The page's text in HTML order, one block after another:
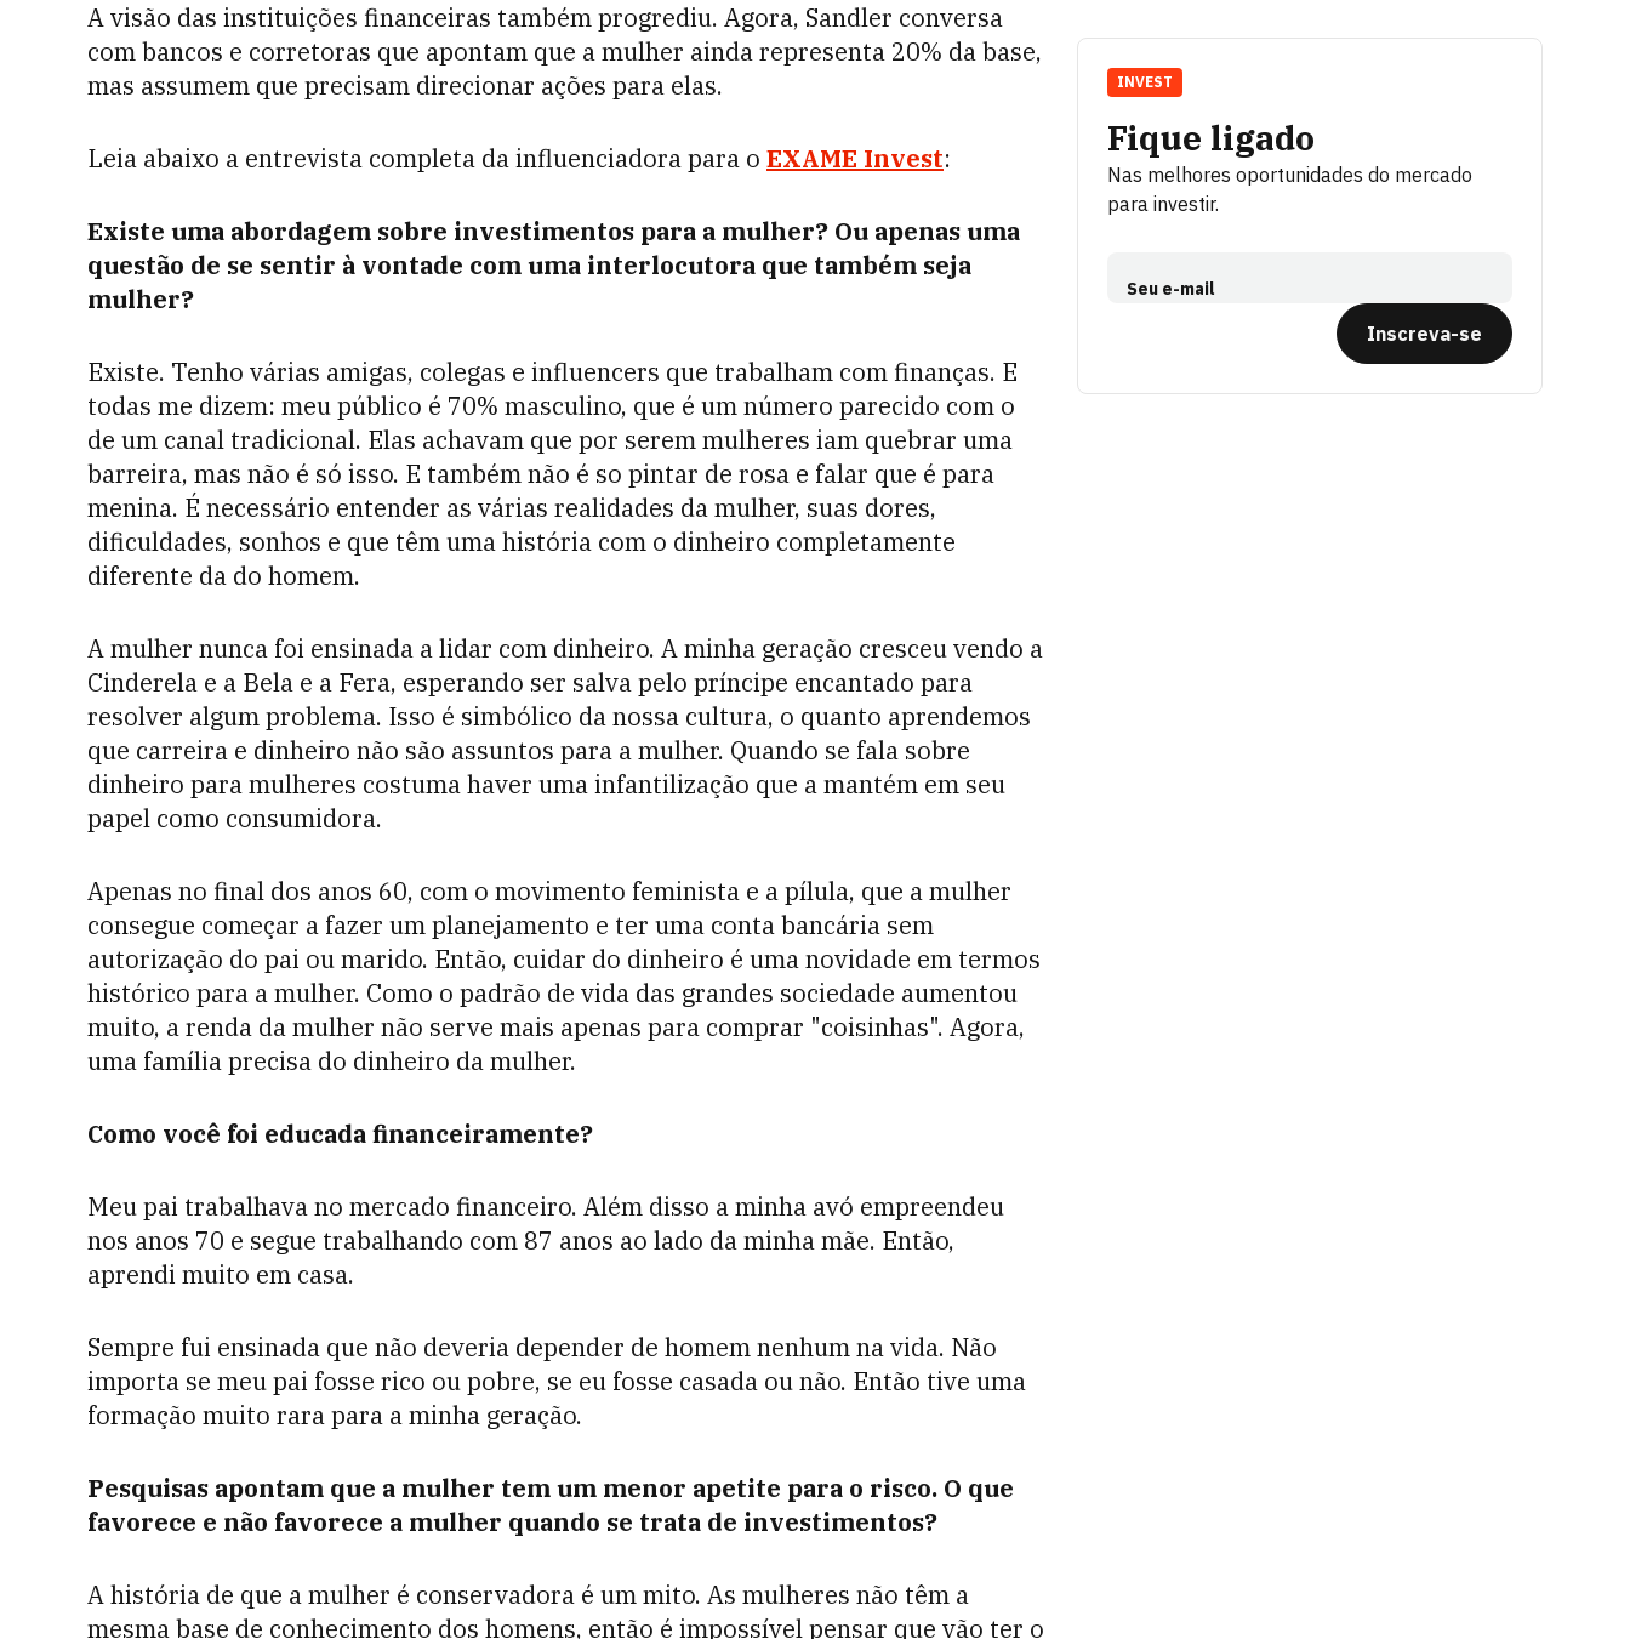
A visão das instituições financeiras também progrediu. Agora, Sandler conversa
com bancos e corretoras que apontam que a mulher ainda representa 20% da base,
mas assumem que precisam direcionar ações para elas.
Leia abaixo a entrevista completa da influenciadora para o EXAME Invest:
Existe uma abordagem sobre investimentos para a mulher? Ou apenas uma
questão de se sentir à vontade com uma interlocutora que também seja
mulher?
Existe. Tenho várias amigas, colegas e influencers que trabalham com finanças. E
todas me dizem: meu público é 70% masculino, que é um número parecido com o
de um canal tradicional. Elas achavam que por serem mulheres iam quebrar uma
barreira, mas não é só isso. E também não é so pintar de rosa e falar que é para
menina. É necessário entender as várias realidades da mulher, suas dores,
dificuldades, sonhos e que têm uma história com o dinheiro completamente
diferente da do homem.
A mulher nunca foi ensinada a lidar com dinheiro. A minha geração cresceu vendo a
Cinderela e a Bela e a Fera, esperando ser salva pelo príncipe encantado para
resolver algum problema. Isso é simbólico da nossa cultura, o quanto aprendemos
que carreira e dinheiro não são assuntos para a mulher. Quando se fala sobre
dinheiro para mulheres costuma haver uma infantilização que a mantém em seu
papel como consumidora.
Apenas no final dos anos 60, com o movimento feminista e a pílula, que a mulher
consegue começar a fazer um planejamento e ter uma conta bancária sem
autorização do pai ou marido. Então, cuidar do dinheiro é uma novidade em termos
histórico para a mulher. Como o padrão de vida das grandes sociedade aumentou
muito, a renda da mulher não serve mais apenas para comprar "coisinhas". Agora,
uma família precisa do dinheiro da mulher.
Como você foi educada financeiramente?
Meu pai trabalhava no mercado financeiro. Além disso a minha avó empreendeu
nos anos 70 e segue trabalhando com 87 anos ao lado da minha mãe. Então,
aprendi muito em casa.
Sempre fui ensinada que não deveria depender de homem nenhum na vida. Não
importa se meu pai fosse rico ou pobre, se eu fosse casada ou não. Então tive uma
formação muito rara para a minha geração.
Pesquisas apontam que a mulher tem um menor apetite para o risco. O que
favorece e não favorece a mulher quando se trata de investimentos?
A história de que a mulher é conservadora é um mito. As mulheres não têm a
mesma base de conhecimento dos homens, então é impossível pensar que vão ter o
Fique ligado
Nas melhores oportunidades do mercado
para investir.
Seu e-mail
Inscreva-se
INVEST